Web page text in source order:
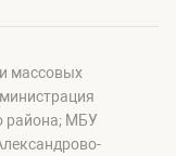
массовых
района; МБУ